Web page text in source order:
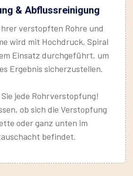
& Abflussreinigung
verstopften Rohre und
wird mit Hochdruck, Spiral
Einsatz durchgeführt, um
Ergebnis sicherzustellen.
jede Rohrverstopfung!
ob sich die Verstopfung
oder ganz unten im
befindet.